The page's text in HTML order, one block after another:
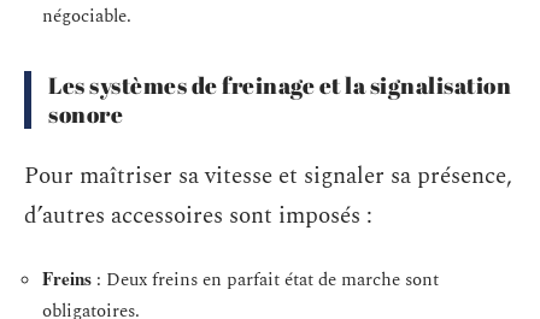
négociable.
Les systèmes de freinage et la signalisation
sonore
Pour maîtriser sa vitesse et signaler sa présence,
d’autres accessoires sont imposés :
Freins : Deux freins en parfait état de marche sont
obligatoires.